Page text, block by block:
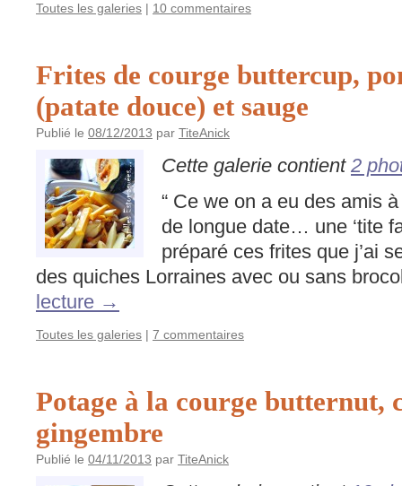
Toutes les galeries | 10 commentaires
Frites de courge buttercup,
(patate douce) et sauge
Publié le 08/12/2013 par TiteAnick
Cette galerie contient 2
“ Ce we on a eu des amis
de longue date… une ‘tite
préparé ces frites que j’ai
des quiches Lorraines avec ou sans
lecture →
Toutes les galeries | 7 commentaires
Potage à la courge butternut,
gingembre
Publié le 04/11/2013 par TiteAnick